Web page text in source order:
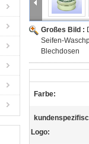
Großes Bild :
Seifen-
Blechdosen
Farbe:
Logo: